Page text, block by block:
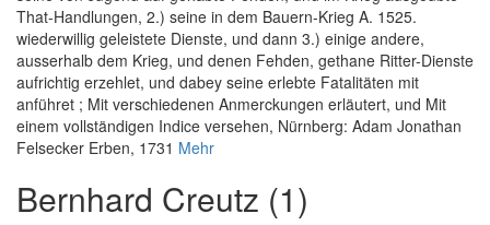
That-Handlungen, 2.) seine in dem Bauern-Krieg A. 1525.
wiederwillig geleistete Dienste, und dann 3.) einige andere,
ausserhalb dem Krieg, und denen Fehden, gethane Ritter-Dienste
aufrichtig erzehlet, und dabey seine erlebte Fatalitäten mit
anführet ; Mit verschiedenen Anmerckungen erläutert, und Mit
einem vollständigen Indice versehen, Nürnberg: Adam Jonathan
Felsecker Erben, 1731 Mehr
Bernhard Creutz (1)